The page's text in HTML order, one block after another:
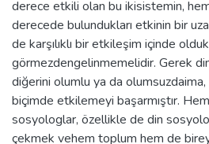
derece etkili olan bu ikisistemin,
derecede bulundukları etkinin bir
de karşılıklı bir etkileşim içinde
görmezdengelinmemelidir. Gerek
diğerini olumlu ya da
biçimde etkilemeyi başarmıştır.
sosyologlar, özellikle de din
çekmek vehem toplum hem de birey